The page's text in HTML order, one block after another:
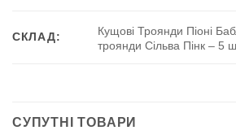
СКЛАД:
Кущові Троянди Піоні
троянди Сільва Пінк – 5
СУПУТНІ ТОВАРИ